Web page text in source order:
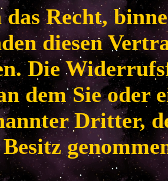
das Recht,
diesen
Die
dem Sie oder
Dritter,